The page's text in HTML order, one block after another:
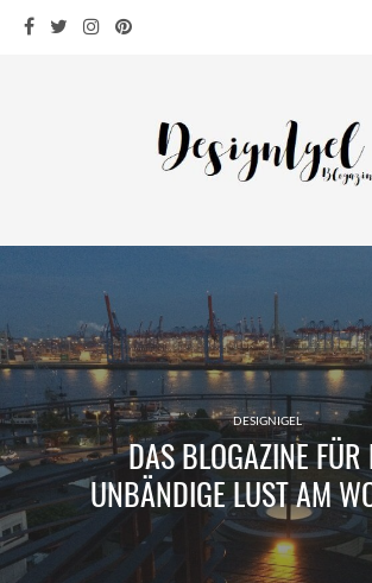
DESIGNIGEL
DAS BLOGAZINE FÜR
UNBÄNDIGE LUST AM